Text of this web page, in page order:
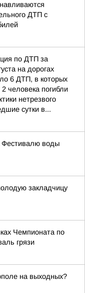
ДТП с
по ДТП за
на дорогах
6 ДТП, в которых
человека погибли
нетрезвого
сутки в...
Фестивалю воды
закладчицу
Чемпионата по
грязи
на выходных?